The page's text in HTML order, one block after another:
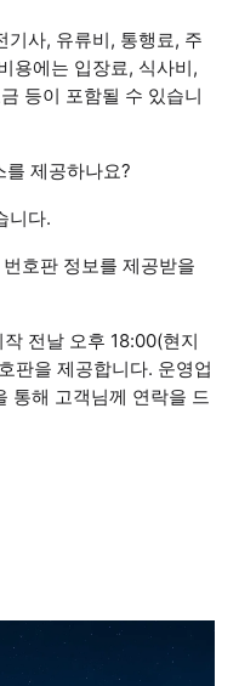
기사, 유류비, 통행료, 주
용에는 입장료, 식사비,
등이 포함될 수 있습니
제공하나요?
니다.
호판 정보를 제공받을
전날 오후 18:00(현지
판을 제공합니다. 운영업
통해 고객님께 연락을 드